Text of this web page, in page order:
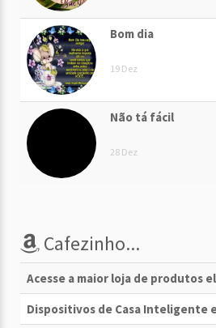
Bom dia
19 Dez
Não tá fácil
28 Dez
Cafezinho...
Acesse a maior loja de produtos
Dispositivos de Casa Inteligente